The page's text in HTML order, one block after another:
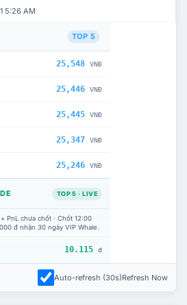
5:26 AM
TOP 5
25,548 VNĐ
25,446 VNĐ
25,445 VNĐ
25,347 VNĐ
25,246 VNĐ
TOP 5 · LIVE
PnL chưa chốt · Chốt 12:00
đ nhận 30 ngày VIP Whale.
10.115 đ
Auto-refresh (30s)Refresh Now